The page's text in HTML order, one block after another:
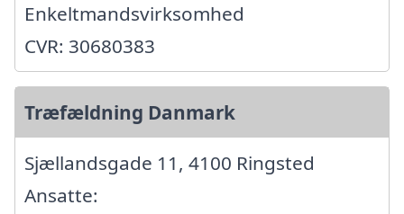
Enkeltmandsvirksomhed
CVR: 30680383
Træfældning Danmark
Sjællandsgade 11, 4100 Ringsted
Ansatte: